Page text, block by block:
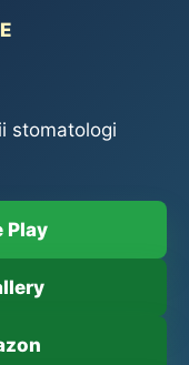
stomatologi
Play